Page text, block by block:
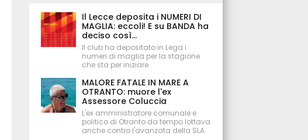
Il Lecce deposita i NUMERI DI
MAGLIA: eccoli! E su BANDA ha
deciso così...
Il club ha depositato in Lega i
numeri di maglia per la stagione
che sta per iniziare
MALORE FATALE IN MARE A
OTRANTO: muore l'ex
Assessore Coluccia
L'ex amministratore comunale e
politico di Otranto da tempo lottava
anche contro l'avanzata della SLA